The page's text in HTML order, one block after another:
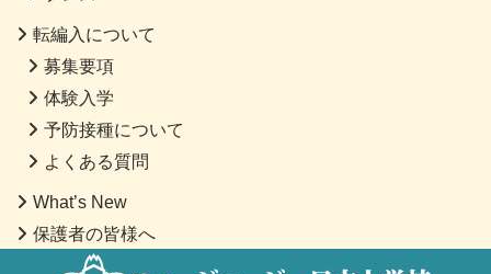
転編入について
募集要項
体験入学
予防接種について
よくある質問
What’s New
保護者の皆様へ